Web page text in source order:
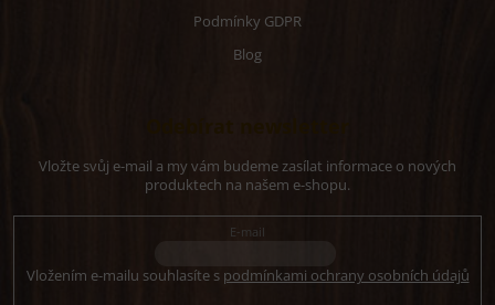
Podmínky GDPR
Blog
Vložte svůj e-mail a my vám budeme zasílat informace o nových
produktech na našem e-shopu.
E-mail
Vložením e-mailu souhlasíte s podmínkami ochrany osobních údajů